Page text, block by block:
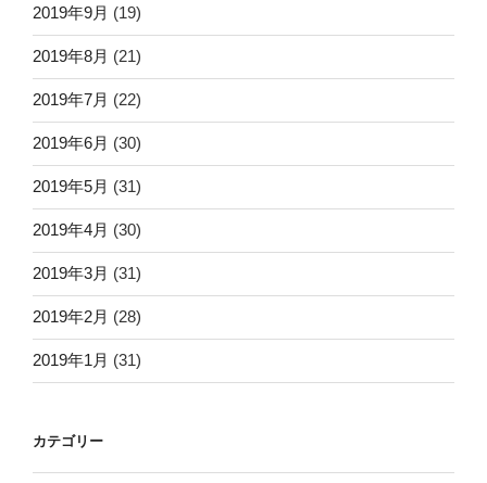
2019年9月 (19)
2019年8月 (21)
2019年7月 (22)
2019年6月 (30)
2019年5月 (31)
2019年4月 (30)
2019年3月 (31)
2019年2月 (28)
2019年1月 (31)
カテゴリー